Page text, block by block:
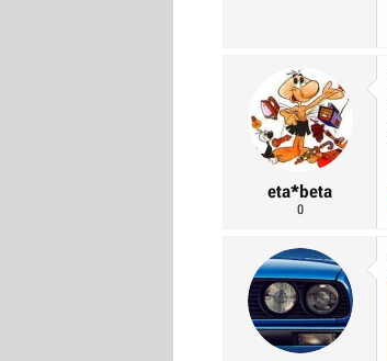
eta*beta
0